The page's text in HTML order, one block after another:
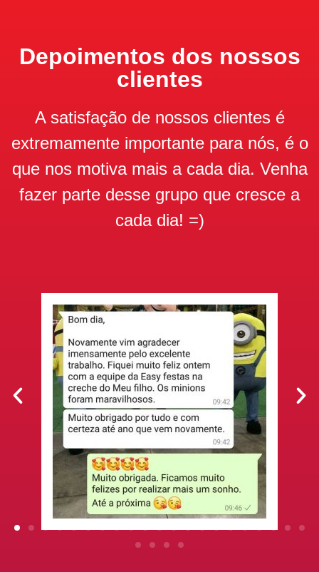
Depoimentos dos nossos
clientes
A satisfação de nossos clientes é
extremamente importante para nós, é o
que nos motiva mais a cada dia. Venha
fazer parte desse grupo que cresce a
cada dia! =)